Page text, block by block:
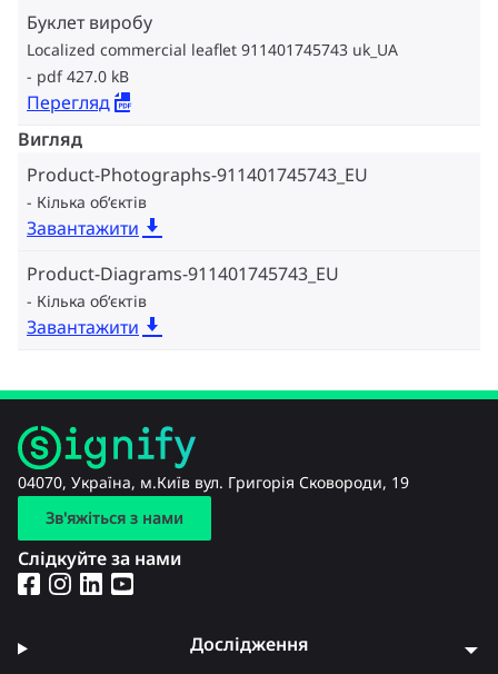
Буклет виробу
Localized commercial leaflet 911401745743 uk_UA
pdf 427.0 kB
Перегляд
Вигляд
Product-Photographs-911401745743_EU
Кілька об‘єктів
Завантажити
Product-Diagrams-911401745743_EU
Кілька об‘єктів
Завантажити
04070, Україна, м.Київ вул. Григорія Сковороди, 19
Зв'яжіться з нами
Слідкуйте за нами
Дослідження